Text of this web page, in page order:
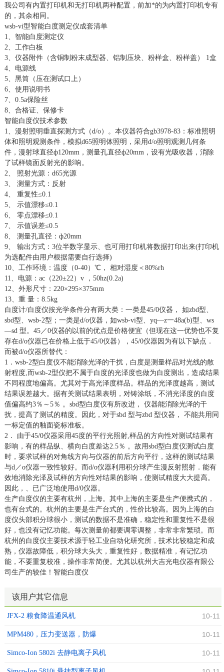
我公司有内置打印机和无打印机两种配置，前加*的为内置打印机专有
的，其余相同。
wsb-vi型智能白度测定仪成套清单
1、智能白度测定仪
2、工作白板
3、仪器附件（含铜制粉末成型器、铝制压块、粉样盒、粉样盖） 1盒
4、电源线
5、黑筒（压在测试口上）
6、使用说明书
7、0.5a保险丝
8、合格证、保修卡
智能白度仪技术参数
1、漫射照明垂直探测方式（d/o）。本仪器符合gb3978-83：标准照明
体和照明观测条件，模拟d65照明体照明，采用d/o照明观测几何条
件，漫射球直径ф120mm，测量孔直径ф20mm，设有光吸收器，消除
了试样镜面反射光的影响。
2、 照射光源：d65光源
3、 测量方式：反射
4、 重复性≤0.1
5、 示值漂移≤0.1
6、 零点漂移≤0.1
7、 示值误差≤0.5
8、 测量孔直径：ф20mm
9、 输出方式：3位半数字显示、也可用打印机将数据打印出来(打印机
为选配件由用户根据需要自行选择)
10、工作环境：温度（0-40）℃， 相对湿度＜80%rh
11、电源：ac（220±22）v ，50hz(0.2a)
12、外形尺寸：220×295×375mm
13、重 量：8.5kg
白度计/白度仪按光学条件分有两大类：一类是45/0仪器， 如zbd型、
sbd型、wsb-2型；一类是d/o仪器，如wsb-vi型、yq—z一48a(b)型、ws
—sd 型。45／0仪器的以前的优点是价格便宜（但现在这一优势也不复
存在d/o仪器已在价格上低于45/0仪器），45/0仪器因为有以下缺点．
而被d/o仪器所替代：
1．wsb-2型白度仪不能消除光泽的干扰，白度是测量样品对光线的散
射程度,而wsb-2型仪把不属于白度的光泽度也做为白度测出，造成结果
不同程度地偏高。尤其对于高光泽度样品。样品的光泽度越高，测试
结果误差越大。据有关测试结果表明，对铸涂纸，不消光泽度的白度
值偏高约3％～5％ 。sbd型白度仪有所改进， 仪器能消除光泽的干
扰，提高了测试的精度。因此，对于sbd 型与zbd 型仪器， 不能共用同
一标定值的釉面瓷标准板。
2． 由于45/0仪器采用45度的平行光照射,样品的方向性对测试结果有
影响，有的样品纵、横向白度差达2.5％ 。故用sbd型白度仪测试白度
时，要求试样的对角线方向与仪器的前后方向平行，这样的测试结果
与d／o仪器一致性较好。而d/o仪器利用积分球产生漫反射照射．能有
效地消除光泽及试样的方向性对结果的影响，使测试精度大大提高。
因此，、已广泛地使用d/0仪器。
生产白度仪的主要有杭州，上海。其中上海的主要是生产便携式的，
也有台式的。杭州的主要是生产台式的，性价比较高。因为上海的白
度仪头部积分球很小，测试的数据不是准确，稳定性和重复性不是很
好，也没有记忆功能。每次测量前都要调零调整，非常非常繁琐。而
杭州的白度仪主要技术源于轻工业自动化研究所，技术比较稳定和成
熟，仪器故障低，积分球大头大，重复性好，数据精准，有记忆功
能，不要重复校准，操作非常简便。尤其以杭州大吉光电仪器有限公
司生产的较佳！智能白度仪
该用户其它信息
JFX-2 粮食降温通风机 10-11
MPM480，压力变送器，防爆 10-11
Simco-Ion 5802i 去静电离子风机 10-11